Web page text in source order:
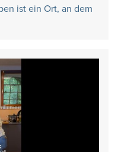
ist ein Ort, an dem